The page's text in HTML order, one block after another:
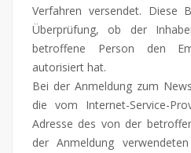
Verfahren versendet. Diese
Überprüfung, ob der
betroffene Person den
autorisiert hat.
Bei der Anmeldung zum
die vom Internet-Service-
Adresse des von der
der Anmeldung